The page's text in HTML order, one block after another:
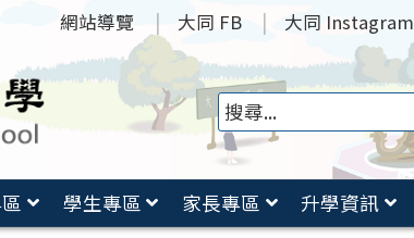
網站導覽 大同 FB 大同 Instagram
學生專區 家長專區 升學資訊